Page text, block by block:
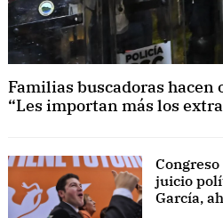
Familias buscadoras hacen
“Les importan más los
juicio
García,